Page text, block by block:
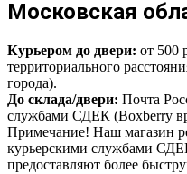
Московская
Курьером до двери: от 500
территориального
города).
До склада/двери: Почта
службами СДЕК (Boxberry
Примечание! Наш магазин
курьерскими службами
предоставляют более